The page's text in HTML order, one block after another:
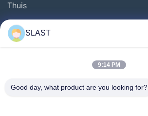
Thuis
Producten
Video's
Kwaliteitscontrole
SLAST
9:14 PM
Good day, what product are you looking for?